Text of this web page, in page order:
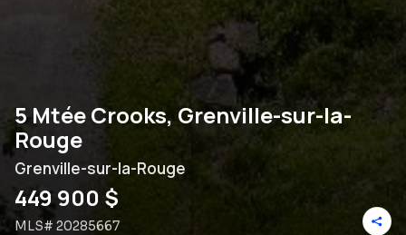
5 Mtée Crooks, Grenville-sur-la-
Rouge
Grenville-sur-la-Rouge
449 900 $
MLS# 20285667